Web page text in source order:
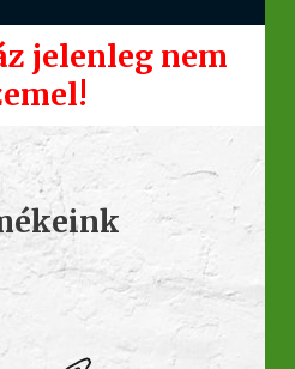
jelenleg nem